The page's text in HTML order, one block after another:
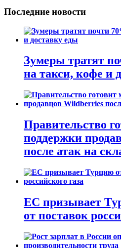
Последние новости
Зумеры тратят
на такси, кофе и
Правительство
поддержки
после атак на
ЕС призывает
от поставок